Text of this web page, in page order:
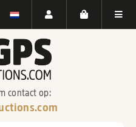
contact op: